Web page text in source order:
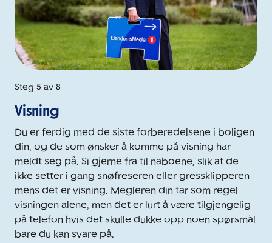
Steg 5 av 8
Visning
Du er ferdig med de siste forberedelsene i boligen
din, og de som ønsker å komme på visning har
meldt seg på. Si gjerne fra til naboene, slik at de
ikke setter i gang snøfreseren eller gressklipperen
mens det er visning. Megleren din tar som regel
visningen alene, men det er lurt å være tilgjengelig
på telefon hvis det skulle dukke opp noen spørsmål
bare du kan svare på.